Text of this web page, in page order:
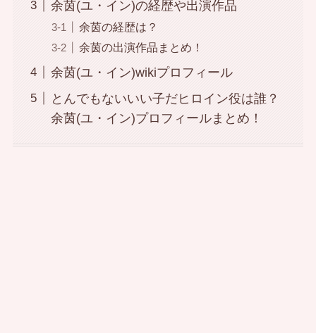
余茵(ユ・イン)の経歴や出演作品
余茵の経歴は？
余茵の出演作品まとめ！
余茵(ユ・イン)wikiプロフィール
とんでもないいい子だヒロイン役は誰？
余茵(ユ・イン)プロフィールまとめ！